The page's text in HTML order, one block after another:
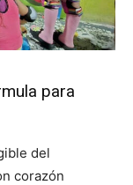
para
del
corazón